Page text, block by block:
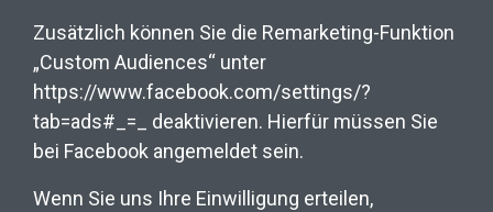
Zusätzlich können Sie die Remarketing-Funktion
„Custom Audiences“ unter
https://www.facebook.com/settings/?
tab=ads#_=_ deaktivieren. Hierfür müssen Sie
bei Facebook angemeldet sein.
Wenn Sie uns Ihre Einwilligung erteilen,